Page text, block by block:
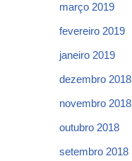
março 2019
fevereiro 2019
janeiro 2019
dezembro 2018
novembro 2018
outubro 2018
setembro 2018